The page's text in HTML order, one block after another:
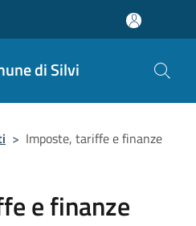
di Silvi
> Imposte, tariffe e finanze
e finanze